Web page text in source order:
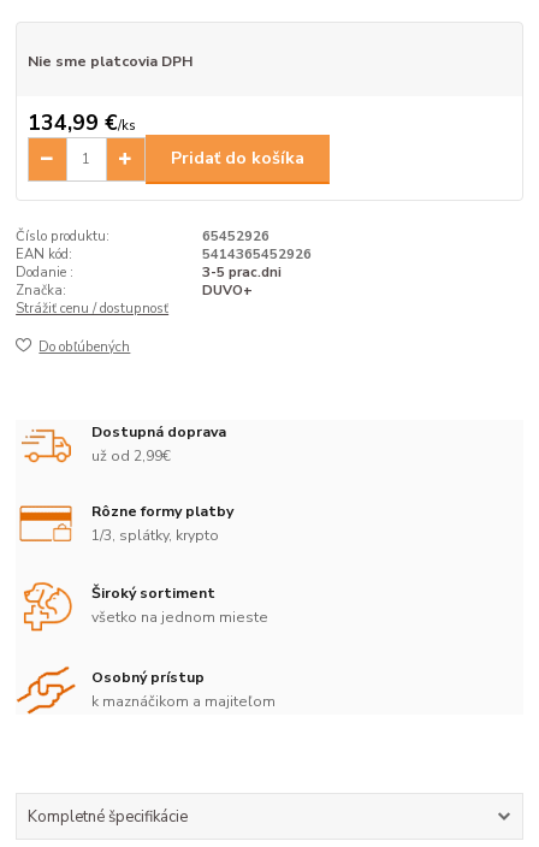
Nie sme platcovia DPH
134,99 €/ks
Pridať do košíka
Číslo produktu:
65452926
EAN kód:
5414365452926
Dodanie :
3-5 prac.dni
Značka:
DUVO+
Strážiť cenu / dostupnosť
Do obľúbených
Dostupná doprava
už od 2,99€
Rôzne formy platby
1/3, splátky, krypto
Široký sortiment
všetko na jednom mieste
Osobný prístup
k maznáčikom a majiteľom
Kompletné špecifikácie